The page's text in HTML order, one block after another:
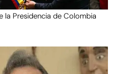
la Presidencia de Colombia